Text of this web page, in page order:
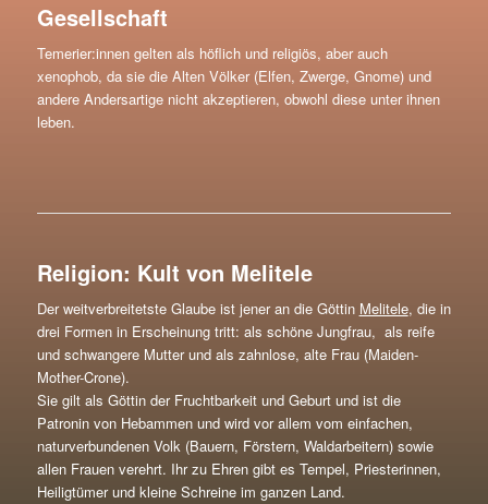
Gesellschaft
Temerier:innen gelten als höflich und religiös, aber auch
xenophob, da sie die Alten Völker (Elfen, Zwerge, Gnome) und
andere Andersartige nicht akzeptieren, obwohl diese unter ihnen
leben.
Religion: Kult von Melitele
Der weitverbreitetste Glaube ist jener an die Göttin Melitele, die in
drei Formen in Erscheinung tritt: als schöne Jungfrau, als reife
und schwangere Mutter und als zahnlose, alte Frau (Maiden-
Mother-Crone).
Sie gilt als Göttin der Fruchtbarkeit und Geburt und ist die
Patronin von Hebammen und wird vor allem vom einfachen,
naturverbundenen Volk (Bauern, Förstern, Waldarbeitern) sowie
allen Frauen verehrt. Ihr zu Ehren gibt es Tempel, Priesterinnen,
Heiligtümer und kleine Schreine im ganzen Land.